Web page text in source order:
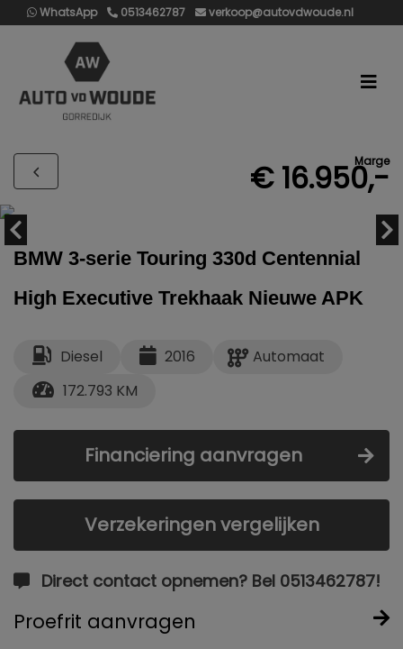
WhatsApp 0513462787 verkoop@autovdwoude.nl
Marge
€ 16.950,-
BMW 3-serie Touring 330d Centennial
High Executive Trekhaak Nieuwe APK
Diesel 2016
Automaat
172.793 KM
Financiering aanvragen
Verzekeringen vergelijken
Direct contact opnemen? Bel 0513462787!
Proefrit aanvragen